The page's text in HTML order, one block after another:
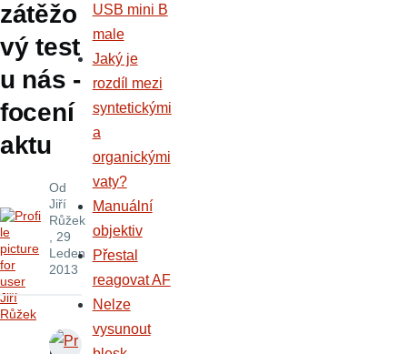
zátěžo
vý test
u nás -
focení
aktu
Od
Jiří
Růžek
, 29
Leden
2013
L
USB mini B
male
Jaký je
rozdíl mezi
syntetickými
a
organickými
vaty?
Manuální
objektiv
Přestal
reagovat AF
Nelze
vysunout